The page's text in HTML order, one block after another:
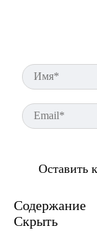
Содержание
Скрыть